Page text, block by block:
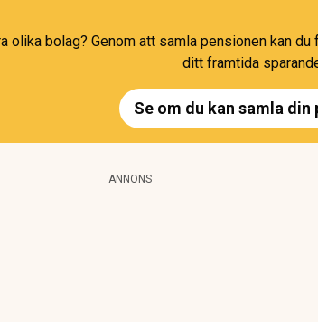
olika bolag? Genom att samla pensionen kan
ditt framtida
Se om du kan samla din
ANNONS